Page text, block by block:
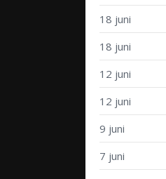
18 juni
18 juni
12 juni
12 juni
9 juni
7 juni